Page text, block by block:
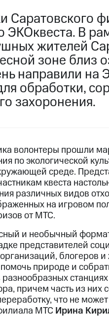
Саратовского
ЭКОквеста. В
жителей
зоне близ
направили на
обработки,
захоронения.
волонтеры прошли
по экологической
среде.
квеста
различных видов
на игровом
от МТС.
и необычный
представителей
блогеров
природе и
разнообразных
причем часть из них
что не
МТС Ирина